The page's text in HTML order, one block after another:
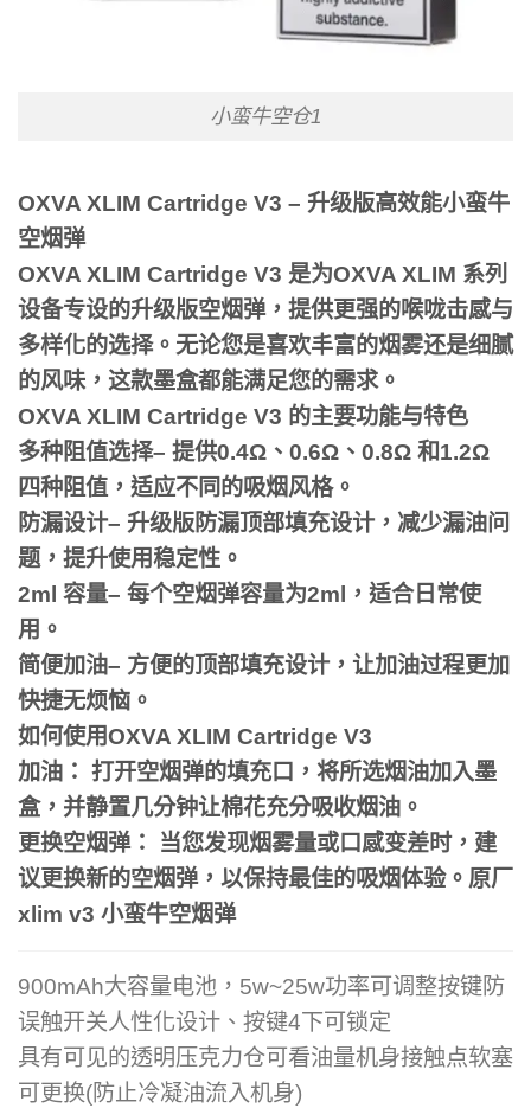
小蛮牛空仓1
OXVA XLIM Cartridge V3 – 升级版高效能小蛮牛
空烟弹
OXVA XLIM Cartridge V3 是为OXVA XLIM 系列
设备专设的升级版空烟弹，提供更强的喉咙击感与
多样化的选择。无论您是喜欢丰富的烟雾还是细腻
的风味，这款墨盒都能满足您的需求。
OXVA XLIM Cartridge V3 的主要功能与特色
多种阻值选择– 提供0.4Ω、0.6Ω、0.8Ω 和1.2Ω
四种阻值，适应不同的吸烟风格。
防漏设计– 升级版防漏顶部填充设计，减少漏油问
题，提升使用稳定性。
2ml 容量– 每个空烟弹容量为2ml，适合日常使
用。
简便加油– 方便的顶部填充设计，让加油过程更加
快捷无烦恼。
如何使用OXVA XLIM Cartridge V3
加油： 打开空烟弹的填充口，将所选烟油加入墨
盒，并静置几分钟让棉花充分吸收烟油。
更换空烟弹： 当您发现烟雾量或口感变差时，建
议更换新的空烟弹，以保持最佳的吸烟体验。原厂
xlim v3 小蛮牛空烟弹
900mAh大容量电池，5w~25w功率可调整按键防
误触开关人性化设计、按键4下可锁定
具有可见的透明压克力仓可看油量机身接触点软塞
可更换(防止冷凝油流入机身)